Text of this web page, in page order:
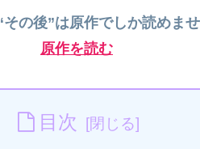
その後”は原作でしか読めま
原作を読む
目次